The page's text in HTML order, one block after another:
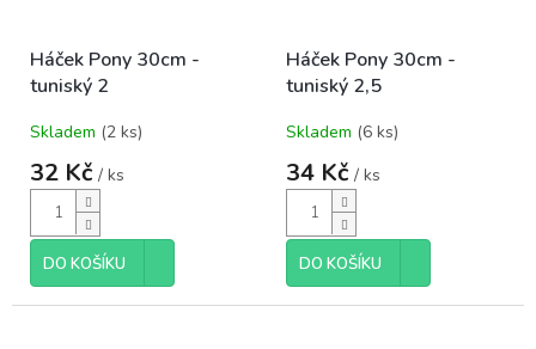
Háček Pony 30cm -
tuniský 2
Skladem (2 ks)
32 Kč / ks
DO KOŠÍKU
Háček Pony 30cm -
tuniský 2,5
Skladem (6 ks)
34 Kč / ks
DO KOŠÍKU